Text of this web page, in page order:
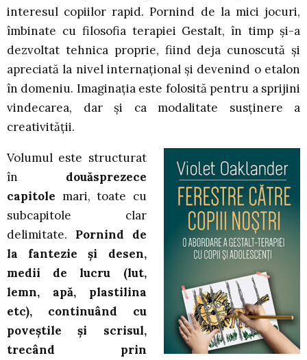
interesul copiilor rapid. Pornind de la mici jocuri,
îmbinate cu filosofia terapiei Gestalt, în timp și-a
dezvoltat tehnica proprie, fiind deja cunoscută și
apreciată la nivel internațional și devenind o etalon
în domeniu. Imaginația este folosită pentru a sprijini
vindecarea, dar și ca modalitate susținere a
creativității.
Volumul este structurat
în douăsprezece
capitole mari, toate cu
subcapitole clar
delimitate. Pornind de
la fantezie și desen,
medii de lucru (lut,
lemn, apă, plastilina
etc), continuând cu
poveștile și scrisul,
trecând prin